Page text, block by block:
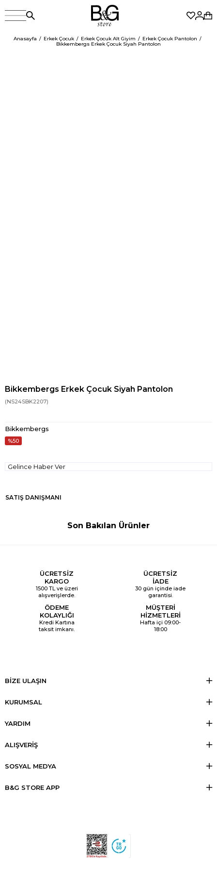
Anasayfa Erkek Çocuk Erkek Çocuk Alt Giyim
Erkek Çocuk Pantolon
Bikkembergs Erkek Çocuk Siyah Pantolon
Bikkembergs Erkek Çocuk Siyah Pantolon
(NS24SBK2207)
Bikkembergs
50
Gelince Haber Ver
SATIŞ DANIŞMANI
Son Bakılan Ürünler
ÜCRETSİZ
KARGO
1500 TL ve üzeri
alışverişlerde.
ÜCRETSİZ
İADE
30 gün içinde iade
garantisi.
ÖDEME
KOLAYLIĞI
Kredi Kartına
taksit imkanı.
MÜŞTERİ
HİZMETLERİ
Hafta içi 09:00-
18:00
BİZE ULAŞIN
KURUMSAL
YARDIM
ALIŞVERİŞ
SOSYAL MEDYA
B&G STORE APP